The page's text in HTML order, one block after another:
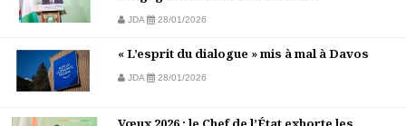
JDA 28/01/2026
« L’esprit du dialogue » mis à mal à Davos
JDA 28/01/2026